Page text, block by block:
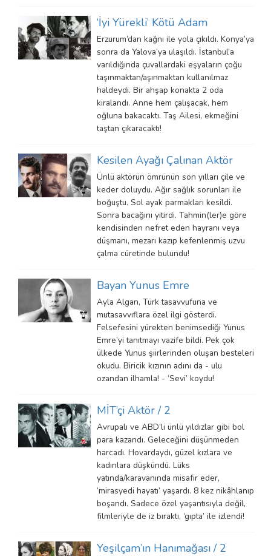
‘İyi Yürekli’ Kötü Adam
Erzurum’dan kağnı ile yola çıkıldı. Konya’ya
sonra da Yalova’ya ulaşıldı. İstanbul’a
varıldığında çuvallardaki eşyaların çoğu
taşınmaktan/aşınmaktan kullanılmaz
haldeydi. Bir ahşap konakta 2 oda
kiralandı. Anne hem çalışacak, hem
oğluna bakacaktı. Taş Ailesi, ekmeğini
taştan çıkaracaktı!
Kesilen Ayağı Çalınan Aktör
Ünlü aktörün ömrünün son yılları çile ve
keder doluydu. Ağır sağlık sorunları ile
boğuştu. Sol ayak parmakları kesildi.
Sonra bacağını yitirdi. Tahmin(ler)e göre
kendisinden nefret eden hayranı veya
düşmanı, mezarı kazıp kefenlenmiş uzvu
çalma cüretinde bulundu!
Bayan Yunus Emre
Ayla Algan, Türk tasavvufuna ve
mutasavvıflara özel ilgi gösterdi.
Felsefesini yürekten benimsediği Yunus
Emre’yi tanıtmayı vazife bildi. Pek çok
ülkede Yunus şiirlerinden oluşan besteleri
okudu. Biricik kızının adını da - ulu
ozandan ilhamla! - ‘Sevi’ koydu!
MİT’çi Aktör / 2
Avrupalı ve ABD’li ünlü yıldızlar gibi bol
para kazandı. Geleceğini düşünmeden
harcadı. Hovardaydı, güzel kızlara ve
kadınlara düşkündü. Lüks
yatında/karavanında misafir eder,
‘mirasyedi hayatı’ yaşardı. 8 kez nikâhlanıp
boşandı. Sadece özel yaşantısıyla değil,
filmleriyle de iz bıraktı, ‘gıpta’ ile izlendi!
Yeşilçam’ın Hanımağası / 2